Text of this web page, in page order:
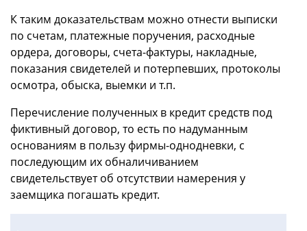
К таким доказательствам можно отнести выписки
по счетам, платежные поручения, расходные
ордера, договоры, счета-фактуры, накладные,
показания свидетелей и потерпевших, протоколы
осмотра, обыска, выемки и т.п.
Перечисление полученных в кредит средств под
фиктивный договор, то есть по надуманным
основаниям в пользу фирмы-однодневки, с
последующим их обналичиванием
свидетельствует об отсутствии намерения у
заемщика погашать кредит.